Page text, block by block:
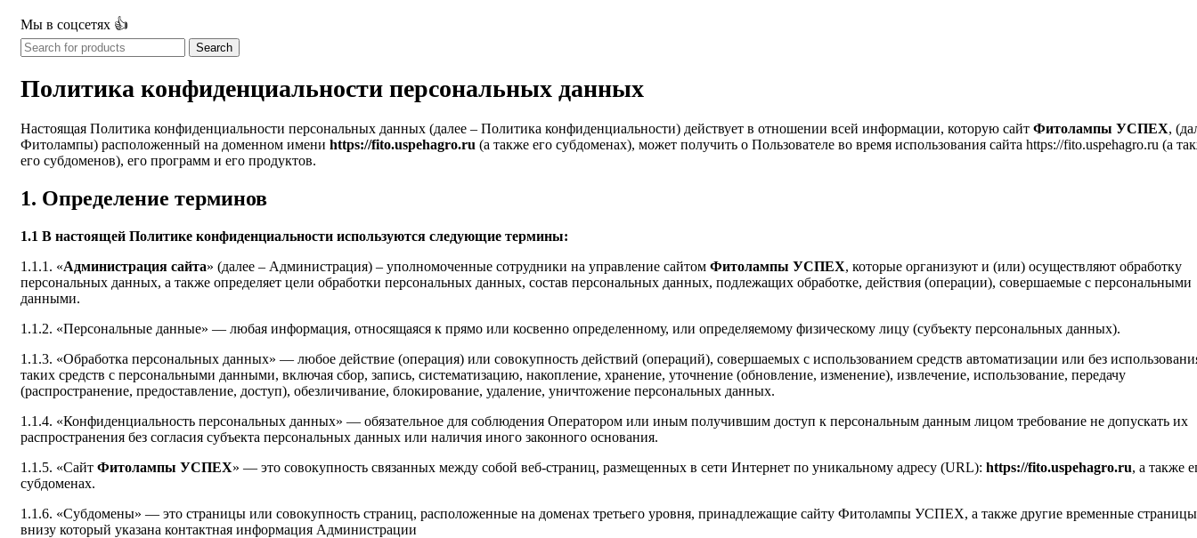
Мы в соцсетях 👍
Search
Политика конфиденциальности персональных данных
Настоящая Политика конфиденциальности персональных данных (далее – Политика конфиденциальности) действует в отношении всей информации, которую сайт Фитолампы УСПЕХ,
Фитолампы) расположенный на доменном имени https://fito.uspehagro.ru (а также его субдоменах), может получить о Пользователе во время использования сайта https://fito.uspehagro.ru (а
его субдоменов), его программ и его продуктов.
1. Определение терминов
1.1 В настоящей Политике конфиденциальности используются следующие термины:
1.1.1. «Администрация сайта» (далее – Администрация) – уполномоченные сотрудники на управление сайтом Фитолампы УСПЕХ, которые организуют и (или) осуществляют обработку
персональных данных, а также определяет цели обработки персональных данных, состав персональных данных, подлежащих обработке, действия (операции), совершаемые с персональными
данными.
1.1.2. «Персональные данные» — любая информация, относящаяся к прямо или косвенно определенному, или определяемому физическому лицу (субъекту персональных данных).
1.1.3. «Обработка персональных данных» — любое действие (операция) или совокупность действий (операций), совершаемых с использованием средств автоматизации или без
таких средств с персональными данными, включая сбор, запись, систематизацию, накопление, хранение, уточнение (обновление, изменение), извлечение, использование, передачу
(распространение, предоставление, доступ), обезличивание, блокирование, удаление, уничтожение персональных данных.
1.1.4. «Конфиденциальность персональных данных» — обязательное для соблюдения Оператором или иным получившим доступ к персональным данным лицом требование не допускать их
распространения без согласия субъекта персональных данных или наличия иного законного основания.
1.1.5. «Сайт Фитолампы УСПЕХ» — это совокупность связанных между собой веб-страниц, размещенных в сети Интернет по уникальному адресу (URL): https://fito.uspehagro.ru, а также
субдоменах.
1.1.6. «Субдомены» — это страницы или совокупность страниц, расположенные на доменах третьего уровня, принадлежащие сайту Фитолампы УСПЕХ, а также другие временные
внизу который указана контактная информация Администрации